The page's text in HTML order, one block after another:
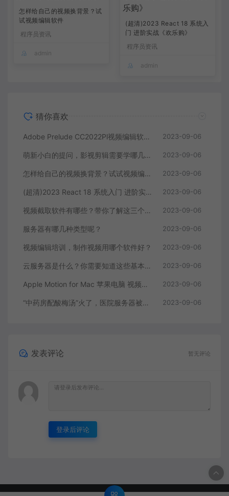
怎样给自己的视频换背景？试
试视频编辑软件
程序员资讯
admin
(超清)2023 React 18 系统入
门 进阶实战《欢乐购》
程序员资讯
admin
猜你喜欢
Adobe Prelude CC2022Pl视频编辑软件中文直装版 2023-09-06
萌新小白的提问，影视剪辑需要学哪几个软件？ 2023-09-06
怎样给自己的视频换背景？试试视频编辑软件 2023-09-06
(超清)2023 React 18 系统入门 进阶实战《欢乐购》 2023-09-06
视频截取软件有哪些？带你了解这三个视频编辑软件 2023-09-06
服务器有哪几种类型呢？ 2023-09-06
视频编辑培训，制作视频用哪个软件好？ 2023-09-06
云服务器是什么？你需要知道这些基本知识 2023-09-06
Apple Motion for Mac 苹果电脑 视频编辑软件 2023-09-06
“中药房配酸梅汤”火了，医院服务器被挤爆，网友：更适合中国宝宝体质 2023-09-06
发表评论 暂无评论
登录后评论